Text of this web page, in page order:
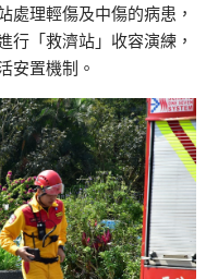
處理輕傷及中傷的病患，
行「救濟站」收容演練，
安置機制。